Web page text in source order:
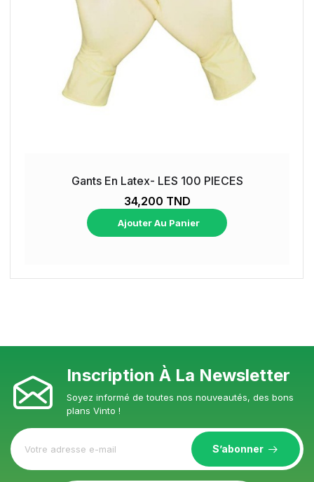
Gants En Latex- LES 100 PIECES
34,200 TND
Ajouter Au Panier
Inscription À La Newsletter
Soyez informé de toutes nos nouveautés, des bons
plans Vinto !
S’abonner